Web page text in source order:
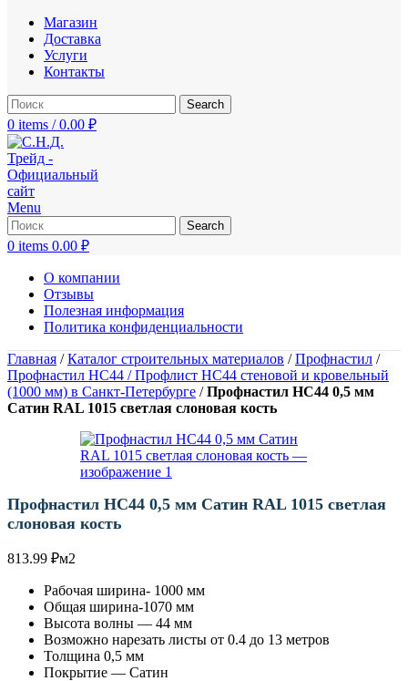
Магазин
Доставка
Услуги
Контакты
Search
0 items / 0.00 ₽
Menu
Search
0 items 0.00 ₽
О компании
Отзывы
Полезная информация
Политика конфиденциальности
Главная /Каталог строительных материалов /Профнастил /
Профнастил НС44 / Профлист НС44 стеновой и кровельный
(1000 мм) в Санкт-Петербурге /Профнастил НС44 0,5 мм
Сатин RAL 1015 светлая слоновая кость
Профнастил НС44 0,5 мм Сатин RAL 1015 светлая
слоновая кость
813.99 ₽м2
Рабочая ширина- 1000 мм
Общая ширина-1070 мм
Высота волны — 44 мм
Возможно нарезать листы от 0.4 до 13 метров
Толщина 0,5 мм
Покрытие — Сатин